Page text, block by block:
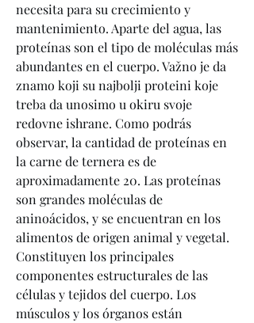
necesita para su crecimiento y
mantenimiento. Aparte del agua, las
proteínas son el tipo de moléculas más
abundantes en el cuerpo. Važno je da
znamo koji su najbolji proteini koje
treba da unosimo u okiru svoje
redovne ishrane. Como podrás
observar, la cantidad de proteínas en
la carne de ternera es de
aproximadamente 20. Las proteínas
son grandes moléculas de
aninoácidos, y se encuentran en los
alimentos de origen animal y vegetal.
Constituyen los principales
componentes estructurales de las
células y tejidos del cuerpo. Los
músculos y los órganos están